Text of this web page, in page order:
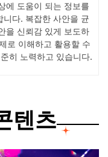
에 도움이 되는 정보를
다. 복잡한 사안을 균
을 신뢰감 있게 보도하
로 이해하고 활용할 수
히 노력하고 있습니다.
텐츠